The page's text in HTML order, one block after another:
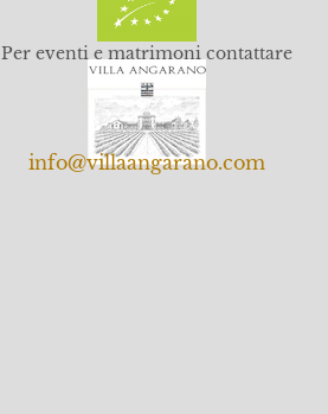
Per eventi e matrimoni contattare
info@villaangarano.com